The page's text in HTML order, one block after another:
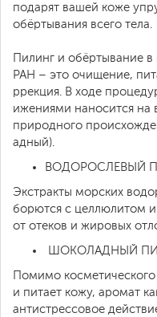
подарят вашей коже
обёртывания всего те­ла.
Пилинг и обёртывание
РАН – это очищение,
ррекция. В ходе
ижениями наносится на
природного
адный).
ВОДОРОСЛЕВЫЙ
Экстракты морских
борются с целлюлитом
от отеков и жировых
ШОКОЛАДНЫЙ
Помимо
и питает кожу, аромат
антистрессовое